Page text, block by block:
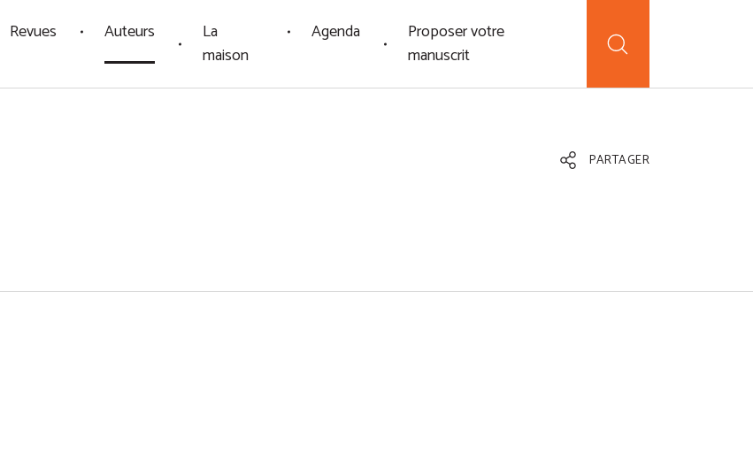
Revues Auteurs
La
maison
Agenda
Proposer votre
manuscrit
PARTAGER